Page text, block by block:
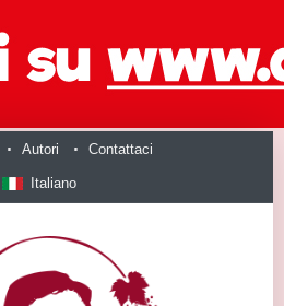
Autori Contattaci
Italiano